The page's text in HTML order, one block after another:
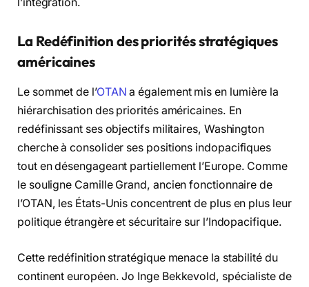
l’intégration.
La Redéfinition des priorités stratégiques
américaines
Le sommet de l’OTAN a également mis en lumière la
hiérarchisation des priorités américaines. En
redéfinissant ses objectifs militaires, Washington
cherche à consolider ses positions indopacifiques
tout en désengageant partiellement l’Europe. Comme
le souligne Camille Grand, ancien fonctionnaire de
l’OTAN, les États-Unis concentrent de plus en plus leur
politique étrangère et sécuritaire sur l’Indopacifique.
Cette redéfinition stratégique menace la stabilité du
continent européen. Jo Inge Bekkevold, spécialiste de